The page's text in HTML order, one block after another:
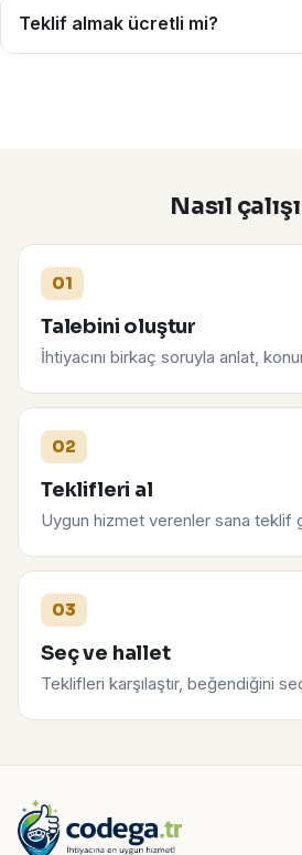
Teklif almak ücretli mi?
Nasıl
01
Talebini oluştur
İhtiyacını birkaç soruyla anlat,
02
Teklifleri al
Uygun hizmet verenler sana teklif
03
Seç ve hallet
Teklifleri karşılaştır, beğendiğini